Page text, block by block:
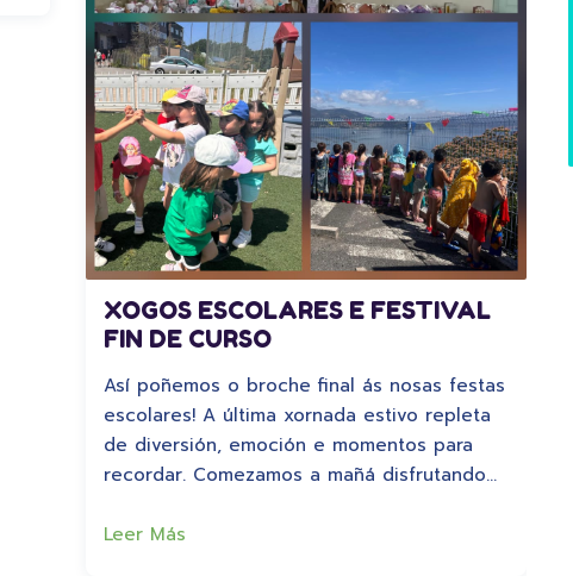
XOGOS ESCOLARES E FESTIVAL
FIN DE CURSO
Así poñemos o broche final ás nosas festas
escolares! A última xornada estivo repleta
de diversión, emoción e momentos para
recordar. Comezamos a mañá disfrutando…
Leer Más